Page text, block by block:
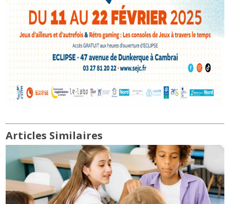
Articles Similaires